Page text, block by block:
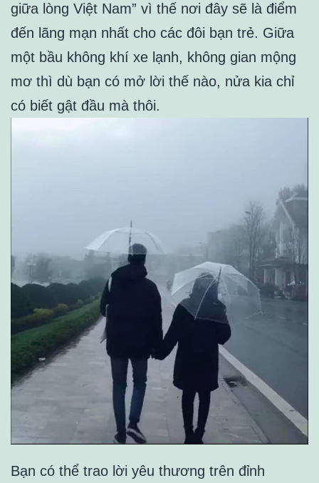
giữa lòng Việt Nam” vì thế nơi đây sẽ là điểm
đến lãng mạn nhất cho các đôi bạn trẻ. Giữa
một bầu không khí xe lạnh, không gian mộng
mơ thì dù bạn có mở lời thế nào, nửa kia chỉ
có biết gật đầu mà thôi.
Bạn có thể trao lời yêu thương trên đỉnh